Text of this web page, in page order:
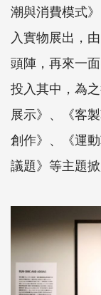
潮與消費模式
入實物展出，
頭陣，再來一
投入其中，為
展示》、《客
創作》、《運
議題》等主題掀